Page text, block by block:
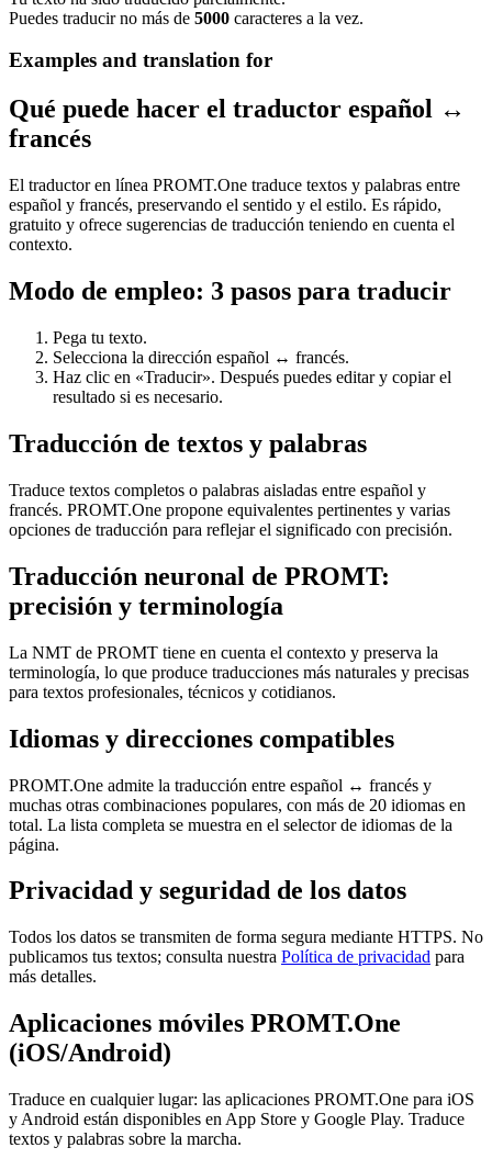
Puedes traducir no más de 5000 caracteres a la vez.
Examples and translation for
Qué puede hacer el traductor español ↔
francés
El traductor en línea PROMT.One traduce textos y palabras entre
español y francés, preservando el sentido y el estilo. Es rápido,
gratuito y ofrece sugerencias de traducción teniendo en cuenta el
contexto.
Modo de empleo: 3 pasos para traducir
Pega tu texto.
Selecciona la dirección español ↔ francés.
Haz clic en «Traducir». Después puedes editar y copiar el
resultado si es necesario.
Traducción de textos y palabras
Traduce textos completos o palabras aisladas entre español y
francés. PROMT.One propone equivalentes pertinentes y varias
opciones de traducción para reflejar el significado con precisión.
Traducción neuronal de PROMT:
precisión y terminología
La NMT de PROMT tiene en cuenta el contexto y preserva la
terminología, lo que produce traducciones más naturales y precisas
para textos profesionales, técnicos y cotidianos.
Idiomas y direcciones compatibles
PROMT.One admite la traducción entre español ↔ francés y
muchas otras combinaciones populares, con más de 20 idiomas en
total. La lista completa se muestra en el selector de idiomas de la
página.
Privacidad y seguridad de los datos
Todos los datos se transmiten de forma segura mediante HTTPS. No
publicamos tus textos; consulta nuestra Política de privacidad para
más detalles.
Aplicaciones móviles PROMT.One
(iOS/Android)
Traduce en cualquier lugar: las aplicaciones PROMT.One para iOS
y Android están disponibles en App Store y Google Play. Traduce
textos y palabras sobre la marcha.